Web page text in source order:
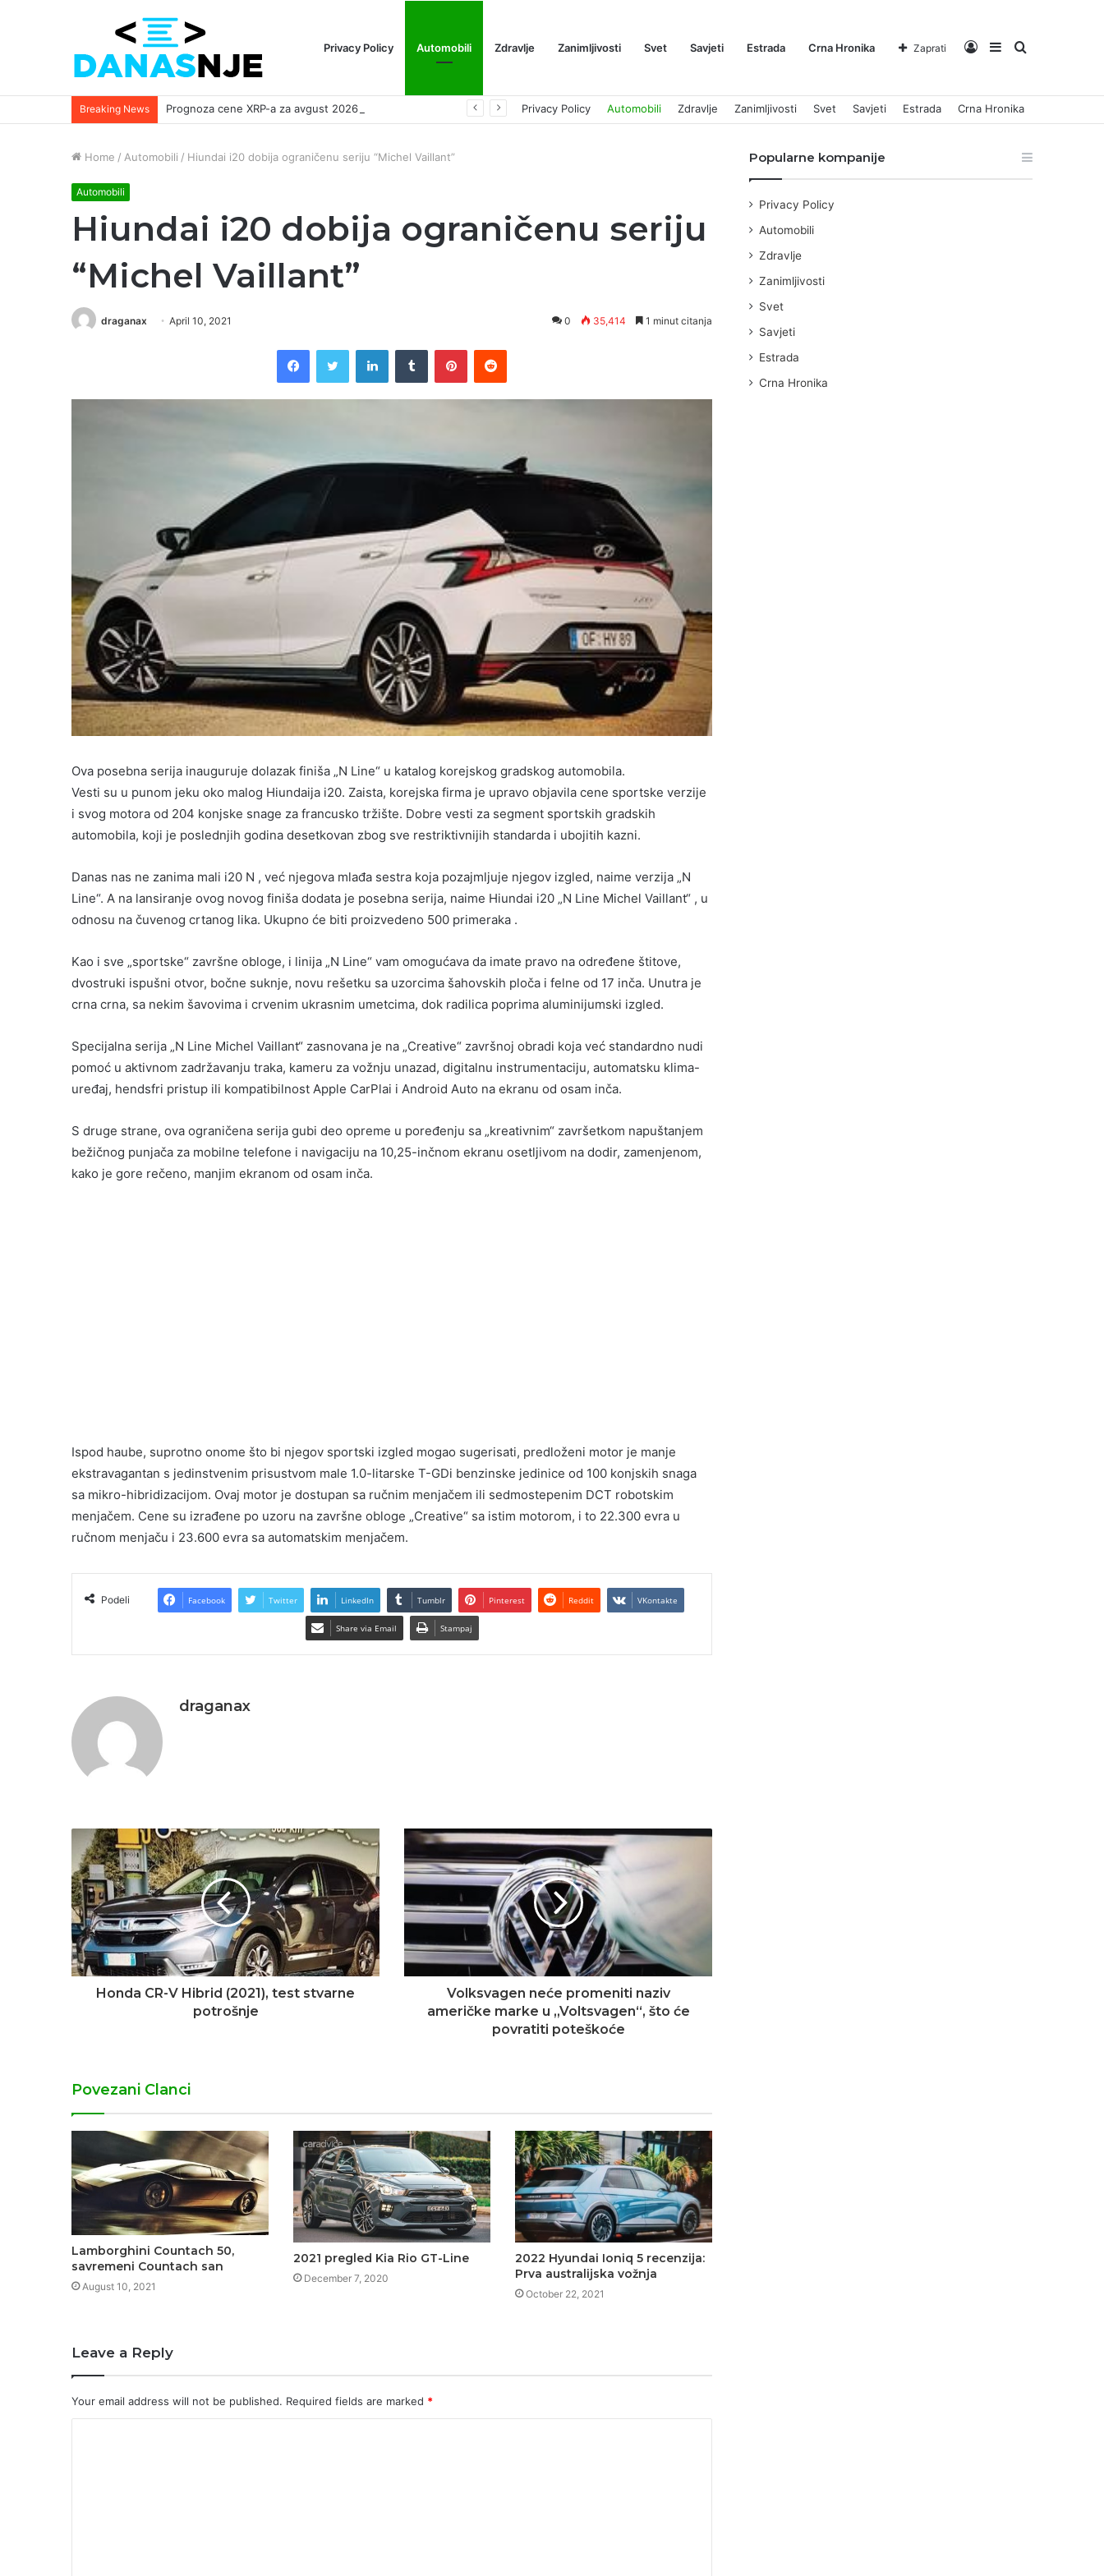
Privacy Policy Automobili Zdravlje Zanimljivosti Svet Savjeti Estrada Crna Hronika Pretraga
Sidebar
Log
Zaprati
Breaking News Privacy Policy Automobili Zdravlje Zanimljivosti Svet Savjeti Estrada Crna Hronika
Home / Automobili / Hiundai i20 dobija ograničenu seriju “Michel Vaillant”
Automobili
Hiundai i20 dobija ograničenu seriju
“Michel Vaillant”
draganax April 10, 2021 0 35,414 1 minut citanja
FacebookTwitter LinkedInTumblr PinterestReddit
Ova posebna serija inauguruje dolazak finiša „N Line“ u katalog korejskog gradskog automobila.
Vesti su u punom jeku oko malog Hiundaija i20. Zaista, korejska firma je upravo objavila cene sportske verzije
i svog motora od 204 konjske snage za francusko tržište. Dobre vesti za segment sportskih gradskih
automobila, koji je poslednjih godina desetkovan zbog sve restriktivnijih standarda i ubojitih kazni.
Danas nas ne zanima mali i20 N , već njegova mlađa sestra koja pozajmljuje njegov izgled, naime verzija „N
Line“. A na lansiranje ovog novog finiša dodata je posebna serija, naime Hiundai i20 „N Line Michel Vaillant“ , u
odnosu na čuvenog crtanog lika. Ukupno će biti proizvedeno 500 primeraka .
Kao i sve „sportske“ završne obloge, i linija „N Line“ vam omogućava da imate pravo na određene štitove,
dvostruki ispušni otvor, bočne suknje, novu rešetku sa uzorcima šahovskih ploča i felne od 17 inča. Unutra je
crna crna, sa nekim šavovima i crvenim ukrasnim umetcima, dok radilica poprima aluminijumski izgled.
Specijalna serija „N Line Michel Vaillant“ zasnovana je na „Creative“ završnoj obradi koja već standardno nudi
pomoć u aktivnom zadržavanju traka, kameru za vožnju unazad, digitalnu instrumentaciju, automatsku klima-
uređaj, hendsfri pristup ili kompatibilnost Apple CarPlai i Android Auto na ekranu od osam inča.
S druge strane, ova ograničena serija gubi deo opreme u poređenju sa „kreativnim“ završetkom napuštanjem
bežičnog punjača za mobilne telefone i navigaciju na 10,25-inčnom ekranu osetljivom na dodir, zamenjenom,
kako je gore rečeno, manjim ekranom od osam inča.
Ispod haube, suprotno onome što bi njegov sportski izgled mogao sugerisati, predloženi motor je manje
ekstravagantan s jedinstvenim prisustvom male 1.0-litarske T-GDi benzinske jedinice od 100 konjskih snaga
sa mikro-hibridizacijom. Ovaj motor je dostupan sa ručnim menjačem ili sedmostepenim DCT robotskim
menjačem. Cene su izrađene po uzoru na završne obloge „Creative“ sa istim motorom, i to 22.300 evra u
ručnom menjaču i 23.600 evra sa automatskim menjačem.
Podeli Facebook Twitter LinkedIn Tumblr Pinterest Reddit VKontakte
Share via Email Stampaj
draganax
Honda CR-V Hibrid (2021), test stvarne
potrošnje
Volksvagen neće promeniti naziv
američke marke u „Voltsvagen“, što će
povratiti poteškoće
Povezani Clanci
Lamborghini Countach 50,
savremeni Countach san
August 10, 2021
2021 pregled Kia Rio GT-Line
December 7, 2020
2022 Hyundai Ioniq 5 recenzija:
Prva australijska vožnja
October 22, 2021
Leave a Reply
Your email address will not be published. Required fields are marked *
Popularne kompanije
Privacy Policy
Automobili
Zdravlje
Zanimljivosti
Svet
Savjeti
Estrada
Crna Hronika